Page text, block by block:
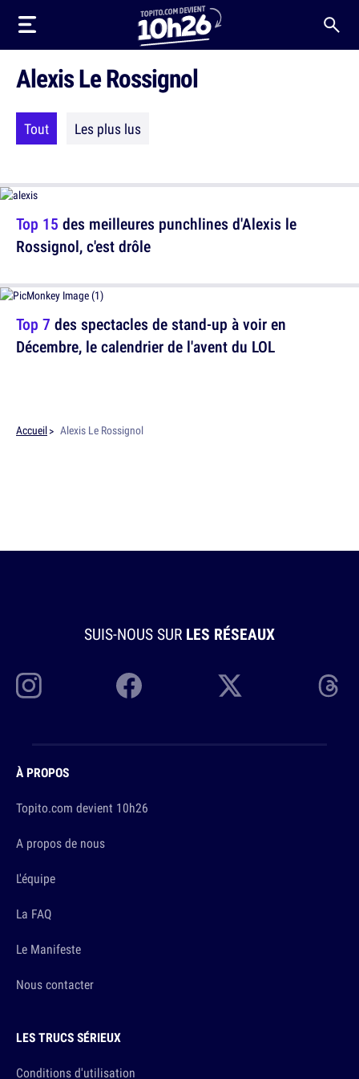
Alexis Le Rossignol
Tout Les plus lus
Top 15 des meilleures punchlines d'Alexis le
Rossignol, c'est drôle
Top 7 des spectacles de stand-up à voir en
Décembre, le calendrier de l'avent du LOL
Accueil Alexis Le Rossignol
SUIS-NOUS SUR LES RÉSEAUX
À PROPOS
Topito.com devient 10h26
A propos de nous
L'équipe
La FAQ
Le Manifeste
Nous contacter
LES TRUCS SÉRIEUX
Conditions d'utilisation